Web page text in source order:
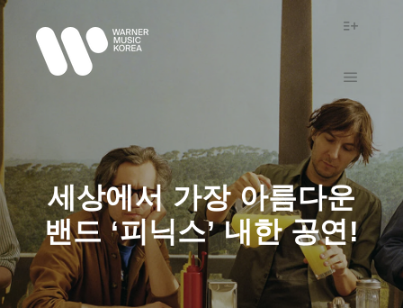
Main
세상에서 가장 아름다운
밴드 ‘피닉스’ 내한 공연!